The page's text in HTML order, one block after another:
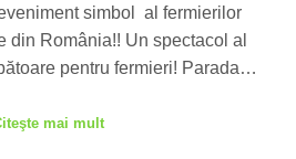
simbol al fermierilor
din România!! Un spectacol al
pentru fermieri! Parada…
mai mult